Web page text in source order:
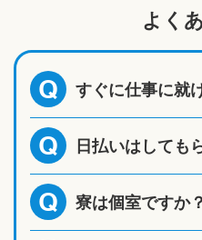
よく
Q すぐに仕事に就
Q 日払いはしても
Q 寮は個室ですか？